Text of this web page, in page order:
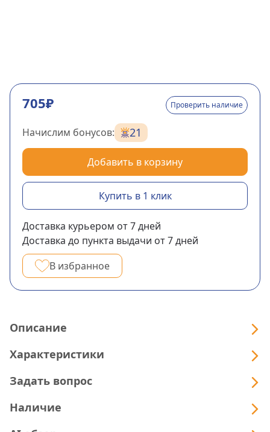
705₽ Проверить наличие
Начислим бонусов: 21
Добавить в корзину
Купить в 1 клик
Доставка курьером от 7дней
Доставка до пункта выдачи от 7дней
В избранное
Описание
Характеристики
Задать вопрос
Наличие